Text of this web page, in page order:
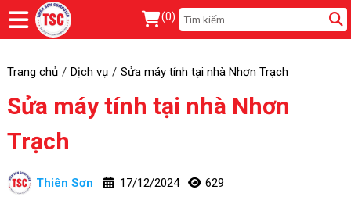
(0)
Trang chủ Dịch vụ Sửa máy tính tại nhà Nhơn Trạch
Sửa máy tính tại nhà Nhơn
Trạch
Thiên Sơn 17/12/2024 629